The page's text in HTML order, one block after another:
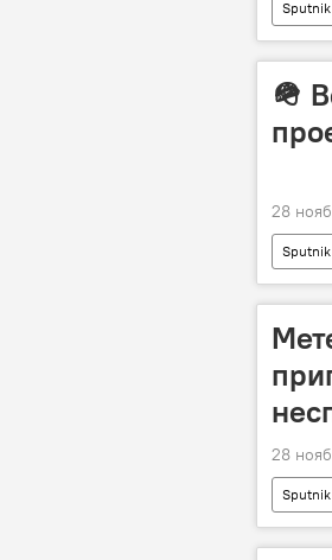
🪖
28
28